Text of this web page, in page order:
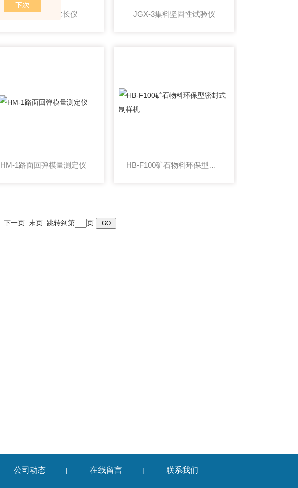
JH-320碱骨料比长仪 JGX-3集料坚固性试验仪
HM-1路面回弹模量测定仪 HB-F100矿石物料环保型密封式制样机
下一页 末页 跳转到第 页
公司动态 | 在线留言 | 联系我们